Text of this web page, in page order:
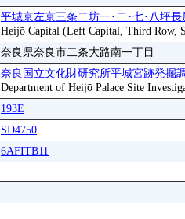
平城京左京三条二坊一･二･七･八坪長
Heijō Capital (Left Capital, Third Row,
奈良県奈良市二条大路南一丁目
奈良国立文化財研究所平城宮跡発掘
Department of Heijō Palace Site
193E
SD4750
6AFITB11